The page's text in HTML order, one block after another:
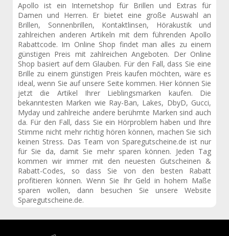
Apollo ist ein Internetshop für Brillen und Extras für
Damen und Herren. Er bietet eine große Auswahl an
Brillen, Sonnenbrillen, Kontaktlinsen, Hörakustik und
zahlreichen anderen Artikeln mit dem führenden Apollo
Rabattcode. Im Online Shop findet man alles zu einem
günstigen Preis mit zahlreichen Angeboten. Der Online
Shop basiert auf dem Glauben. Für den Fall, dass Sie eine
Brille zu einem günstigen Preis kaufen möchten, wäre es
ideal, wenn Sie auf unsere Seite kommen. Hier können Sie
jetzt die Artikel Ihrer Lieblingsmarken kaufen. Die
bekanntesten Marken wie Ray-Ban, Lakes, DbyD, Gucci,
Myday und zahlreiche andere berühmte Marken sind auch
da. Für den Fall, dass Sie ein Hörproblem haben und Ihre
Stimme nicht mehr richtig hören können, machen Sie sich
keinen Stress. Das Team von Sparegutscheine.de ist nur
für Sie da, damit Sie mehr sparen können. Jeden Tag
kommen wir immer mit den neuesten Gutscheinen &
Rabatt-Codes, so dass Sie von den besten Rabatt
profitieren können. Wenn Sie Ihr Geld in hohem Maße
sparen wollen, dann besuchen Sie unsere Website
Sparegutscheine.de.